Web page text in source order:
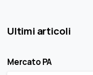
Ultimi articoli
Mercato PA